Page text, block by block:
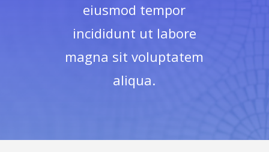
eiusmod tempor
incididunt ut labore
magna sit voluptatem
aliqua.